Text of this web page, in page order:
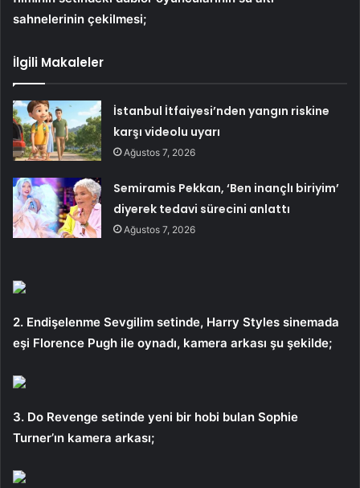
sahnelerinin çekilmesi;
İlgili Makaleler
İstanbul İtfaiyesi’nden yangın riskine
karşı videolu uyarı
Ağustos 7, 2026
Semiramis Pekkan, ‘Ben inançlı biriyim’
diyerek tedavi sürecini anlattı
Ağustos 7, 2026
2. Endişelenme Sevgilim setinde, Harry Styles sinemada
eşi Florence Pugh ile oynadı, kamera arkası şu şekilde;
3. Do Revenge setinde yeni bir hobi bulan Sophie
Turner’ın kamera arkası;